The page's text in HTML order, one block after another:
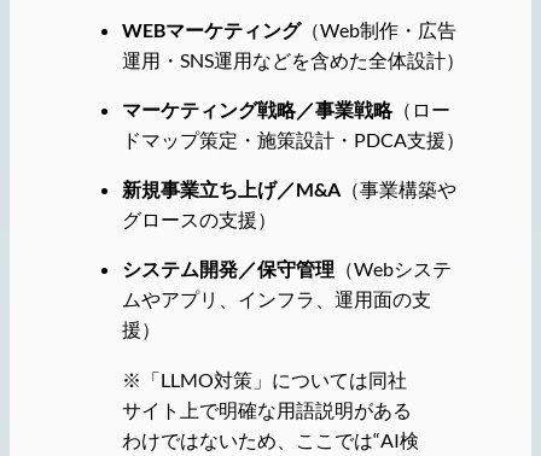
WEBマーケティング（Web制作・広告
運用・SNS運用などを含めた全体設計）
マーケティング戦略／事業戦略（ロー
ドマップ策定・施策設計・PDCA支援）
新規事業立ち上げ／M&A（事業構築や
グロースの支援）
システム開発／保守管理 （Webシステ
ムやアプリ、インフラ、運用面の支
援）
※「LLMO対策」については同社
サイト上で明確な用語説明がある
わけではないため、ここでは“AI検